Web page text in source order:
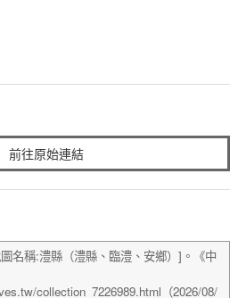
前往原始連結